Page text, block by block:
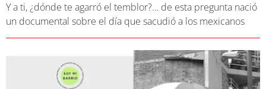
Y a ti, ¿dónde te agarró el temblor?… de esta pregunta nació
un documental sobre el día que sacudió a los mexicanos